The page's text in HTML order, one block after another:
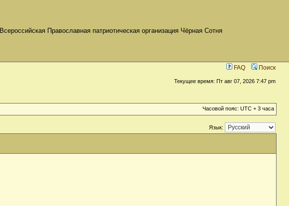
Всероссийская Православная патриотическая организация Чёрная Сотня
FAQ Поиск
Текущее время: Пт авг 07, 2026 7:47 pm
Часовой пояс: UTC + 3 часа
Язык: